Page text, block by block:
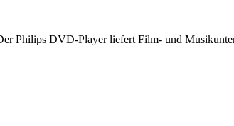
Philips DVD-Player liefert Film- und